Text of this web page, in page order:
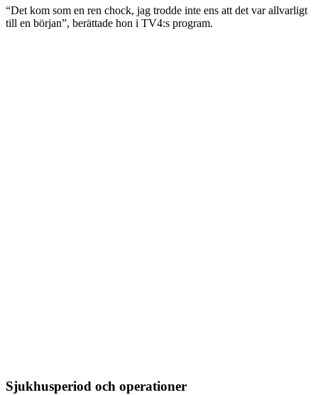
“Det kom som en ren chock, jag trodde inte ens att det var allvarligt
till en början”, berättade hon i TV4:s program.
Sjukhusperiod och operationer